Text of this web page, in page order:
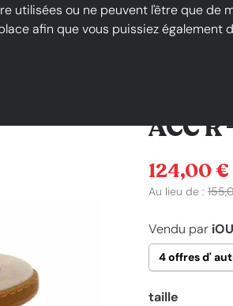
ou ne peuvent l'être que de
afin que vous puissiez
ACC
Prix
124,00 €
Au lieu de :
Vendu par
4 offres d'
taille